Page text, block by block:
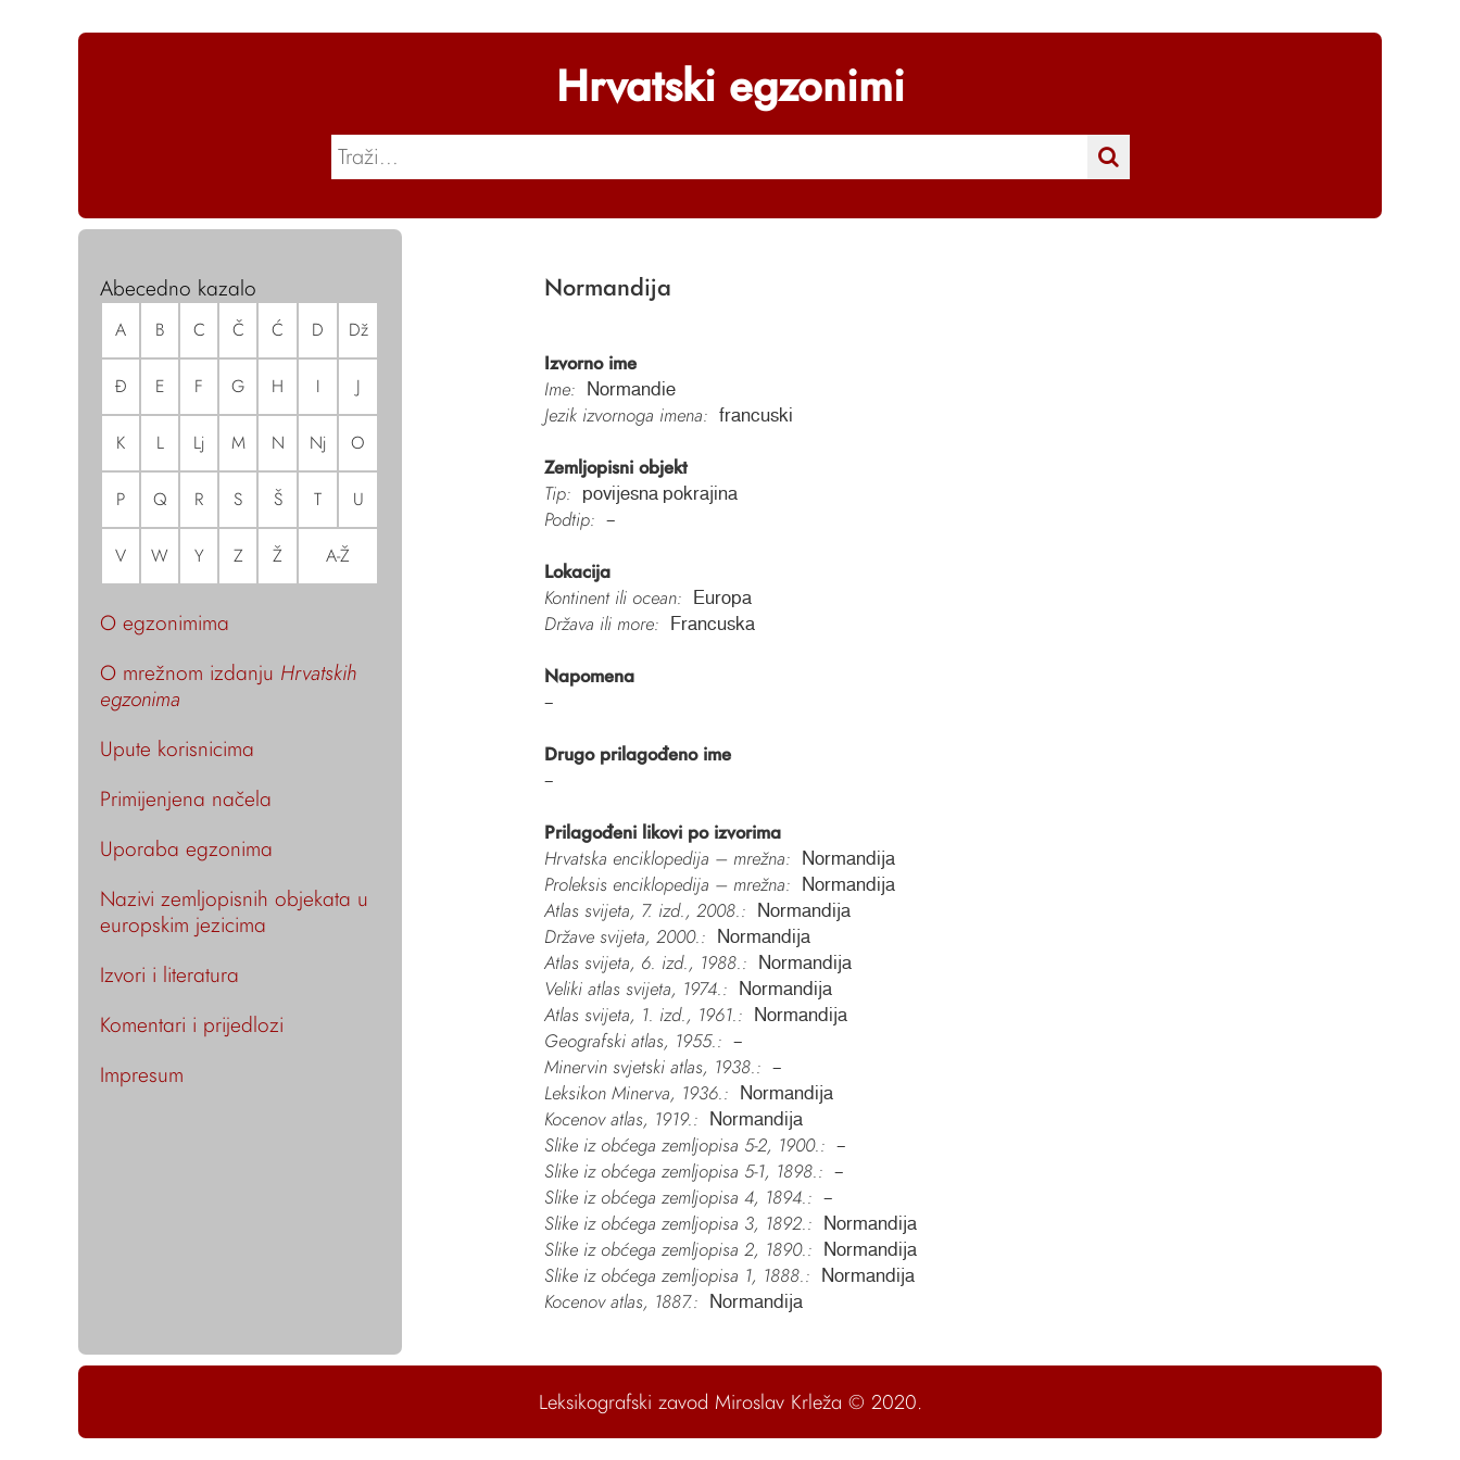
Hrvatski egzonimi
Abecedno kazalo
A B C Č Ć D Dž
Đ E F G H I J
K L Lj M N Nj O
P Q R S Š T U
V W Y Z Ž A-Ž
O egzonimima
O mrežnom izdanju Hrvatskih
egzonima
Upute korisnicima
Primijenjena načela
Uporaba egzonima
Nazivi zemljopisnih objekata u
europskim jezicima
Izvori i literatura
Komentari i prijedlozi
Impresum
Normandija
Izvorno ime
Ime:
Normandie
Jezik izvornoga imena: francuski
Zemljopisni objekt
Tip:
povijesna pokrajina
Podtip: –
Lokacija
Kontinent ili ocean:
Europa
Država ili more: Francuska
Napomena
–
Drugo prilagođeno ime
–
Prilagođeni likovi po izvorima
Hrvatska enciklopedija – mrežna:
Normandija
Proleksis enciklopedija – mrežna: Normandija
Atlas svijeta, 7. izd., 2008.: Normandija
Države svijeta, 2000.: Normandija
Atlas svijeta, 6. izd., 1988.: Normandija
Veliki atlas svijeta, 1974.: Normandija
Atlas svijeta, 1. izd., 1961.: Normandija
Geografski atlas, 1955.: –
Minervin svjetski atlas, 1938.: –
Leksikon Minerva, 1936.: Normandija
Kocenov atlas, 1919.: Normandija
Slike iz obćega zemljopisa 5-2, 1900.: –
Slike iz obćega zemljopisa 5-1, 1898.: –
Slike iz obćega zemljopisa 4, 1894.: –
Slike iz obćega zemljopisa 3, 1892.: Normandija
Slike iz obćega zemljopisa 2, 1890.: Normandija
Slike iz obćega zemljopisa 1, 1888.: Normandija
Kocenov atlas, 1887.: Normandija
Leksikografski zavod Miroslav Krleža © 2020.